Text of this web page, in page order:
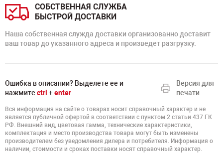
СОБСТВЕННАЯ СЛУЖБА
БЫСТРОЙ ДОСТАВКИ
Наша собственная служда доставки организованно доставит
ваш товар до указанного адреса и произведет разгрузку.
Ошибка в описании? Выделете ее и
нажмите ctrl +enter
Версия для
печати
Вся информация на сайте о товарах носит справочный характер и не
является публичной офертой в соответствии с пунктом 2 статьи 437 ГК
РФ. Внешний вид, цветовая гамма, технические характеристики,
комплектация и место производства товара могут быть изменены
производителем без уведомления дилера и потребителя. Информация о
наличии, стоимости и сроках поставки носят справочный характер.